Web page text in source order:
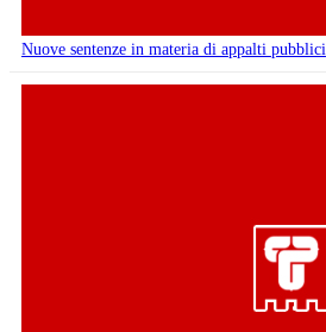
Nuove sentenze in materia di appalti pubblici